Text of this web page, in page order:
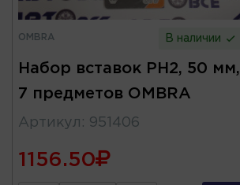
OMBRA В наличии
Набор вставок PH2, 50 мм,
7 предметов OMBRA
Артикул : 951406
1156.50